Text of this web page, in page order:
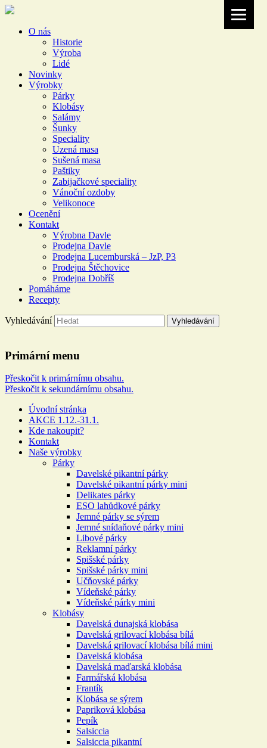
O nás
Historie
Výroba
Lidé
Novinky
Výrobky
Párky
Klobásy
Salámy
Šunky
Speciality
Uzená masa
Sušená masa
Paštiky
Zabijačkové speciality
Vánoční ozdoby
Velikonoce
Ocenění
Kontakt
Výrobna Davle
Prodejna Davle
Prodejna Lucemburská – JzP, P3
Prodejna Štěchovice
Prodejna Dobříš
Pomáháme
Recepty
DOLEJŠÍCH
Více než 100 let rodinné tradice
Vyhledávání
Primární menu
Přeskočit k primárnímu obsahu.
Přeskočit k sekundárnímu obsahu.
Úvodní stránka
AKCE 1.12.-31.1.
Kde nakoupit?
Kontakt
Naše výrobky
Párky
Davelské pikantní párky
Davelské pikantní párky mini
Delikates párky
ESO lahůdkové párky
Jemné párky se sýrem
Jemné snídaňové párky mini
Libové párky
Reklamní párky
Spišské párky
Spišské párky mini
Učňovské párky
Vídeňské párky
Vídeňské párky mini
Klobásy
Davelská dunajská klobása
Davelská grilovací klobása bílá
Davelská grilovací klobása bílá mini
Davelská klobása
Davelská maďarská klobása
Farmářská klobása
Frantík
Klobása se sýrem
Papriková klobása
Pepík
Salsiccia
Salsiccia pikantní